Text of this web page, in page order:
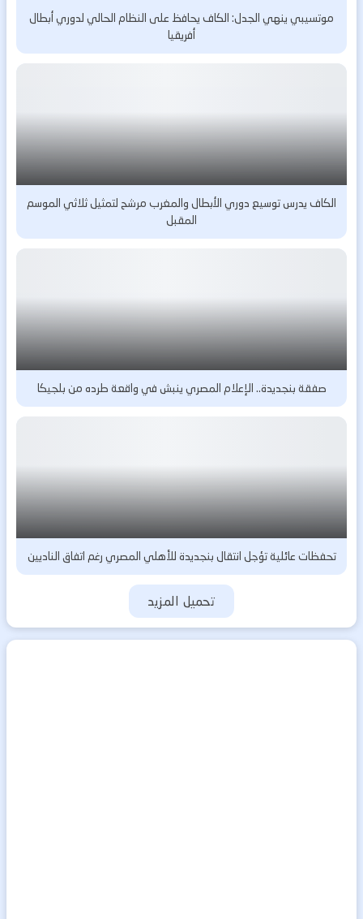
موتسيبي ينهي الجدل: الكاف يحافظ على النظام الحالي لدوري أبطال
أفريقيا
الكاف يدرس توسيع دوري الأبطال والمغرب مرشح لتمثيل ثلاثي الموسم
المقبل
صفقة بنجديدة.. الإعلام المصري ينبش في واقعة طرده من بلجيكا
تحفظات عائلية تؤجل انتقال بنجديدة للأهلي المصري رغم اتفاق الناديين
تحميل المزيد